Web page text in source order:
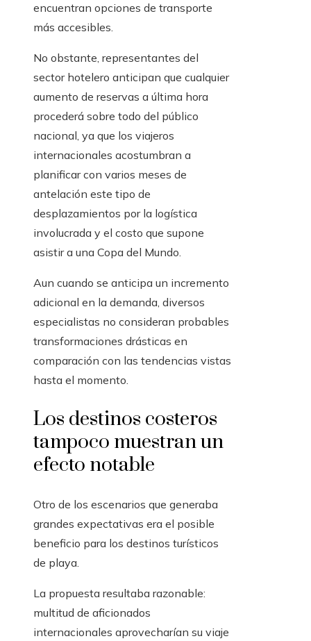
encuentran opciones de transporte
más accesibles.
No obstante, representantes del
sector hotelero anticipan que cualquier
aumento de reservas a última hora
procederá sobre todo del público
nacional, ya que los viajeros
internacionales acostumbran a
planificar con varios meses de
antelación este tipo de
desplazamientos por la logística
involucrada y el costo que supone
asistir a una Copa del Mundo.
Aun cuando se anticipa un incremento
adicional en la demanda, diversos
especialistas no consideran probables
transformaciones drásticas en
comparación con las tendencias vistas
hasta el momento.
Los destinos costeros
tampoco muestran un
efecto notable
Otro de los escenarios que generaba
grandes expectativas era el posible
beneficio para los destinos turísticos
de playa.
La propuesta resultaba razonable:
multitud de aficionados
internacionales aprovecharían su viaje